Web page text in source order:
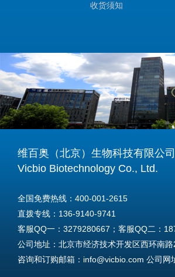
收货须知
维百奥（北京）生物科技有限公司
Vicbio Biotechnology Co., Ltd.
全国免费热线：400-001-2615
直拨专线：136-9140-9741
客服QQ一：3279280667；客服QQ二：
公司地址：北京市经济技术开发区西环南
咨询和订购邮箱：info@vicbio.com 公司网